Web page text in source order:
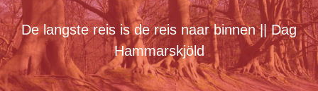
De langste reis is de reis naar binnen || Dag
Hammarskjöld